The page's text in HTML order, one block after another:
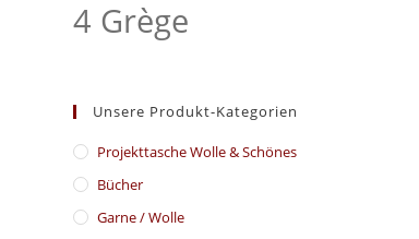
4 Grège
Unsere Produkt-Kategorien
​Projekttasche Wolle & Schönes
Bücher
Garne / Wolle